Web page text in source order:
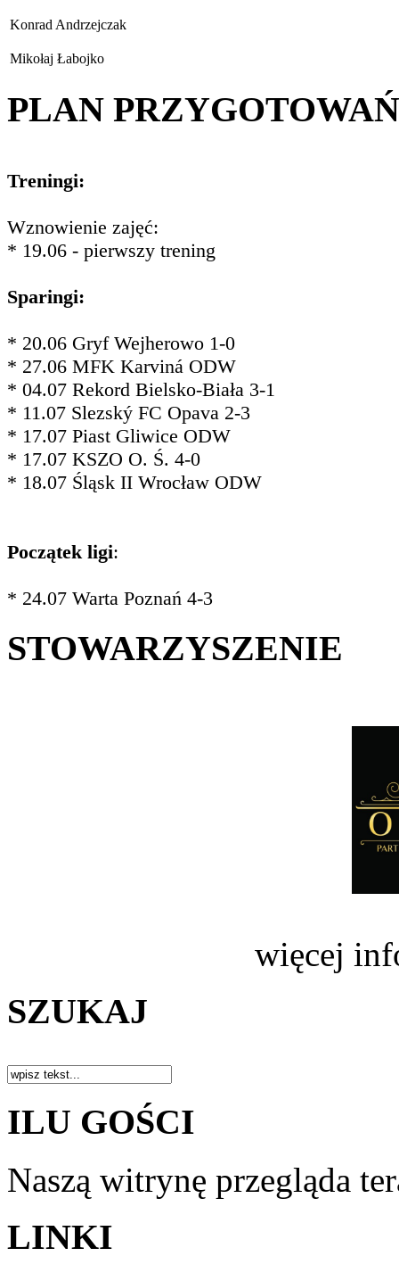
Konrad Andrzejczak
Mikołaj Łabojko
PLAN PRZYGOTOWAŃ
Treningi:
Wznowienie zajęć:
* 19.06 - pierwszy trening
Sparingi:
* 20.06 Gryf Wejherowo 1-0
* 27.06 MFK Karviná ODW
* 04.07 Rekord Bielsko-Biała 3-1
* 11.07 Slezský FC Opava 2-3
* 17.07 Piast Gliwice ODW
* 17.07 KSZO O. Ś. 4-0
* 18.07 Śląsk II Wrocław ODW
Początek ligi:
* 24.07 Warta Poznań 4-3
STOWARZYSZENIE
więcej
SZUKAJ
ILU GOŚCI
Naszą witrynę przegląda
LINKI